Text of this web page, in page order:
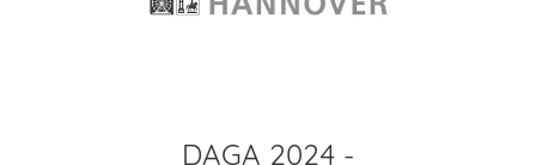
DAGA 2024 -